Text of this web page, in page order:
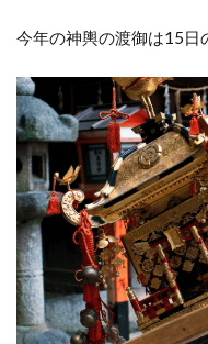
今年の神輿の渡御は15日